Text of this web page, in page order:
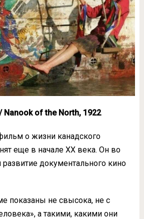
Nanook of the North, 1922
о жизни канадского
еще в начале XX века. Он во
документального кино
показаны не свысока, не с
а такими, какими они